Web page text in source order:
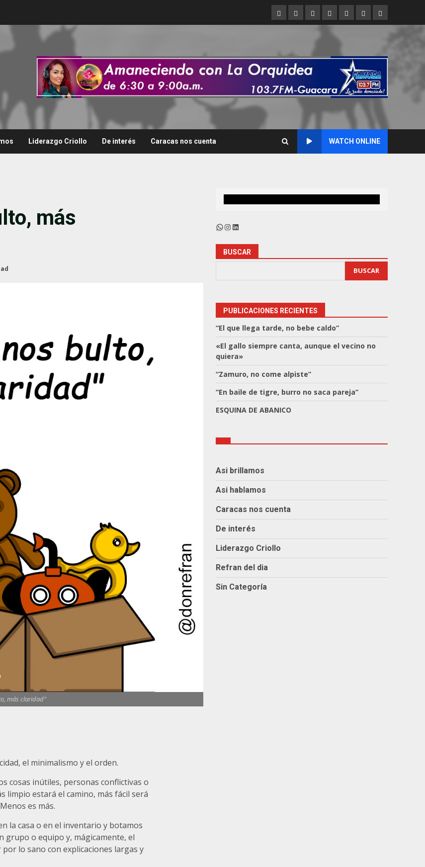
InicioRefran
del
Asi
hablamos
Asi
brillamos
Liderazgo
Criollo
De
interés
Caracas
nos
cuenta
Liderazgo Criollo De interés Caracas nos cuenta WATCH ONLINE
más
más claridad"
el minimalismo y el orden.
cosas inútiles, personas conflictivas o
limpio estará el camino, más fácil será
es más.
la casa o en el inventario y botamos
grupo o equipo y, mágicamente, el
lo sano con explicaciones largas y
WhatsApp
Instagram
LinkedIn
BUSCAR
BUSCAR
PUBLICACIONES RECIENTES
“El que llega tarde, no bebe caldo”
«El gallo siempre canta, aunque el vecino no
quiera»
“Zamuro, no come alpiste”
“En baile de tigre, burro no saca pareja”
ESQUINA DE ABANICO
Asi brillamos
Asi hablamos
Caracas nos cuenta
De interés
Liderazgo Criollo
Refran del dia
Sin Categoría